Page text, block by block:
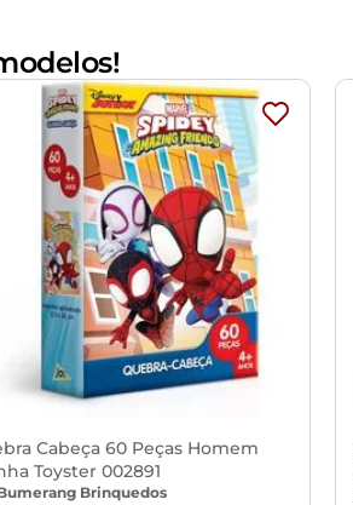
Cabeça 60 Peças Homem
Toyster 002891
Brinquedos